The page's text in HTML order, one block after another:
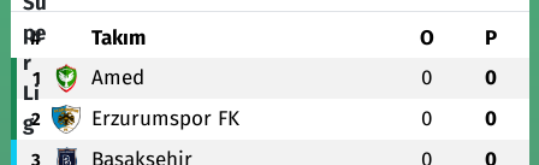
# Takım O P
1 Amed 0 0
2 Erzurumspor FK 0 0
3 Başakşehir 0 0